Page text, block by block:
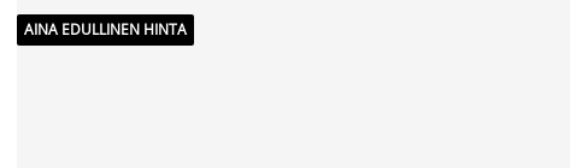
AINA EDULLINEN HINTA